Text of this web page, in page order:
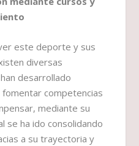
este deporte y sus
diversas
desarrollado
competencias
mediante su
se ha ido consolidando
a su trayectoria y